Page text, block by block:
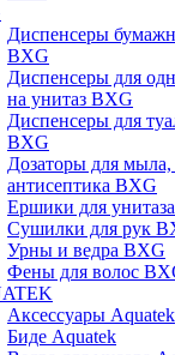
Диспенсеры
BXG
Диспенсеры для
на унитаз BXG
Диспенсеры для
BXG
Дозаторы для
антисептика BXG
Ершики для
Сушилки для рук
Урны и ведра BXG
Фены для волос
Аксессуары Aquatek
Биде Aquatek